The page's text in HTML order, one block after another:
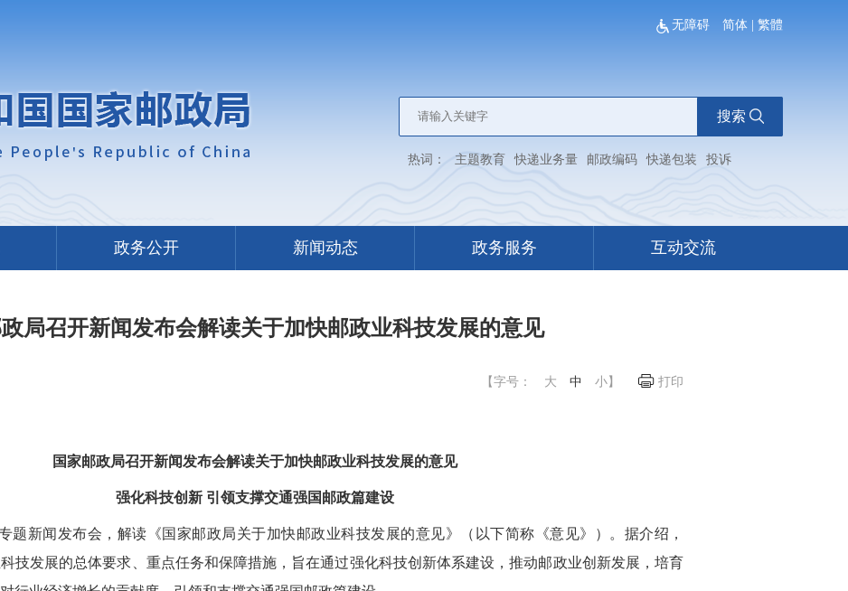
无障碍 简体 繁體
搜索
热词： 主题教育 快递业务量 邮政编码 快递包装 投诉
政务公开 新闻动态 政务服务 互动交流
局召开新闻发布会解读关于加快邮政业科技发展的意见
打印
【字号： 大 中 小 】
国家邮政局召开新闻发布会解读关于加快邮政业科技发展的意见
强化科技创新 引领支撑交通强国邮政篇建设
题新闻发布会，解读《国家邮政局关于加快邮政业科技发展的意见》（以下简称《意见》）。据介绍，
技发展的总体要求、重点任务和保障措施，旨在通过强化科技创新体系建设，推动邮政业创新发展，培育